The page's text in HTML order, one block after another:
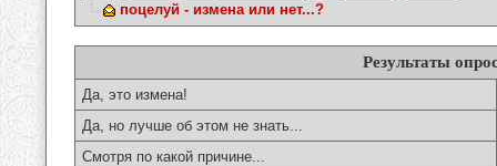
поцелуй - измена или нет...?
Результаты
Да, это измена!
Да, но лучше об этом не знать...
Смотря по какой причине...